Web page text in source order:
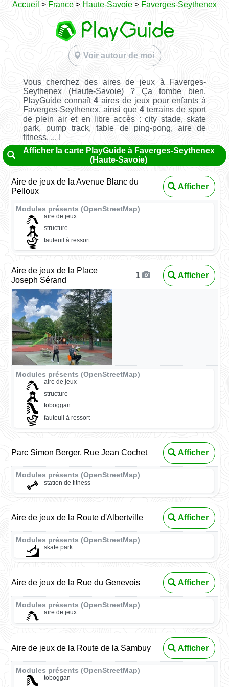
Accueil > France > Haute-Savoie > Faverges-Seythenex
Voir autour de moi
Vous cherchez des aires de jeux à Faverges-
Seythenex (Haute-Savoie) ? Ça tombe bien,
PlayGuide connaît4 aires de jeux pour enfants à
Faverges-Seythenex, ainsi que 4 terrains de sport
de plein air et en libre accès : city stade, skate
park, pump track, table de ping-pong, aire de
fitness, ... !
Afficher la carte PlayGuide à Faverges-Seythenex
(Haute-Savoie)
Aire de jeux de la Avenue Blanc du
Pelloux
Afficher
Modules présents (OpenStreetMap)
aire de jeux
structure
fauteuil à ressort
Aire de jeux de la Place
Joseph Sérand
1 Afficher
Modules présents (OpenStreetMap)
aire de jeux
structure
toboggan
fauteuil à ressort
Parc Simon Berger, Rue Jean Cochet Afficher
Modules présents (OpenStreetMap)
station de fitness
Aire de jeux de la Route d'Albertville Afficher
Modules présents (OpenStreetMap)
skate park
Aire de jeux de la Rue du Genevois Afficher
Modules présents (OpenStreetMap)
aire de jeux
Aire de jeux de la Route de la Sambuy Afficher
Modules présents (OpenStreetMap)
toboggan